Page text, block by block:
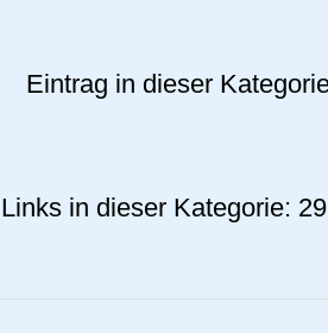
Eintrag in dieser
Links in dieser Kategorie: 29